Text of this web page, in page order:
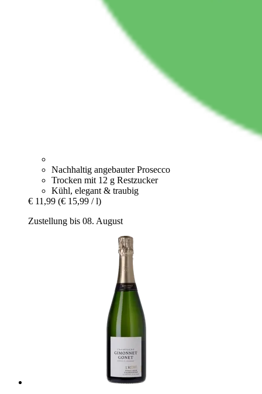
Nachhaltig angebauter Prosecco
Trocken mit 12 g Restzucker
Kühl, elegant & traubig
€ 11,99 (€ 15,99 / l)
Zustellung bis 08. August